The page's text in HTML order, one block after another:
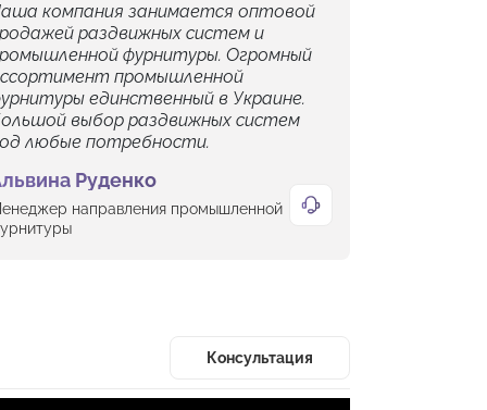
компания занимается оптовой
раздвижных систем и
фурнитуры. Огромный
промышленной
единственный в Украине.
выбор раздвижных систем
любые потребности.
Руденко
направления промышленной
Консультация